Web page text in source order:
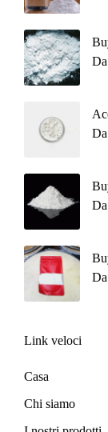
Da
Da
Da
Da
Link veloci
Casa
Chi siamo